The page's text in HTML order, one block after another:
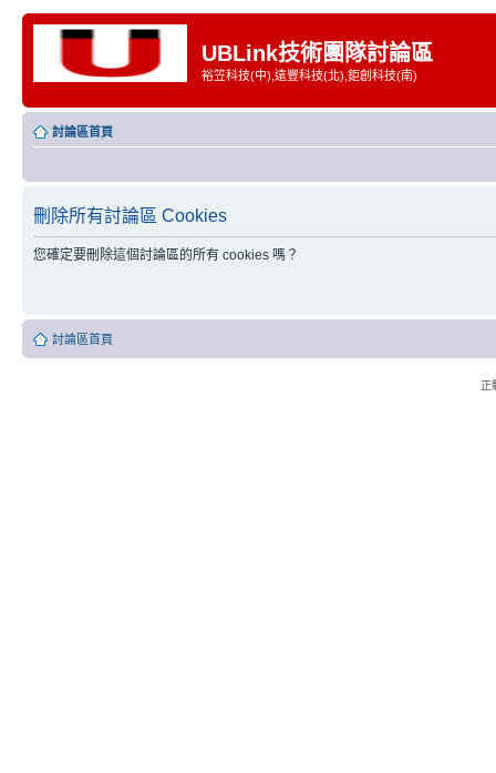
UBLink技術團隊討論區
裕笠科技(中),遠豐科技(北),鉅創科技(南)
討論區首頁
刪除所有討論區 Cookies
您確定要刪除這個討論區的所有 cookies 嗎？
討論區首頁
正